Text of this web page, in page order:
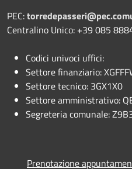
PEC:
Centralino Unico: +39 085
Codici univoci uffici:
Settore finanziario:
Settore tecnico: 3GX1X0
Settore amministrativo:
Segreteria comunale:
Prenotazione